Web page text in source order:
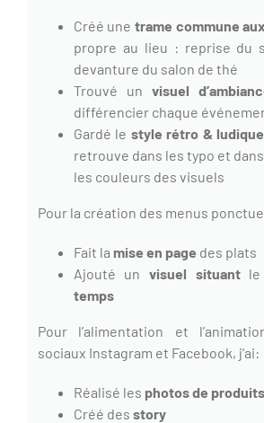
Créé une trame commune
propre au lieu : reprise du
devanture du salon de thé
Trouvé un visuel
différencier chaque
Gardé le style rétro &
retrouve dans les typo et
les couleurs des visuels
Pour la création des menus
Fait la mise en page des plats
Ajouté un visuel situantle
temps
Pour l’alimentation et
sociaux Instagram et Facebook, j’ai:
Réalisé les photos de produits
Créé des story